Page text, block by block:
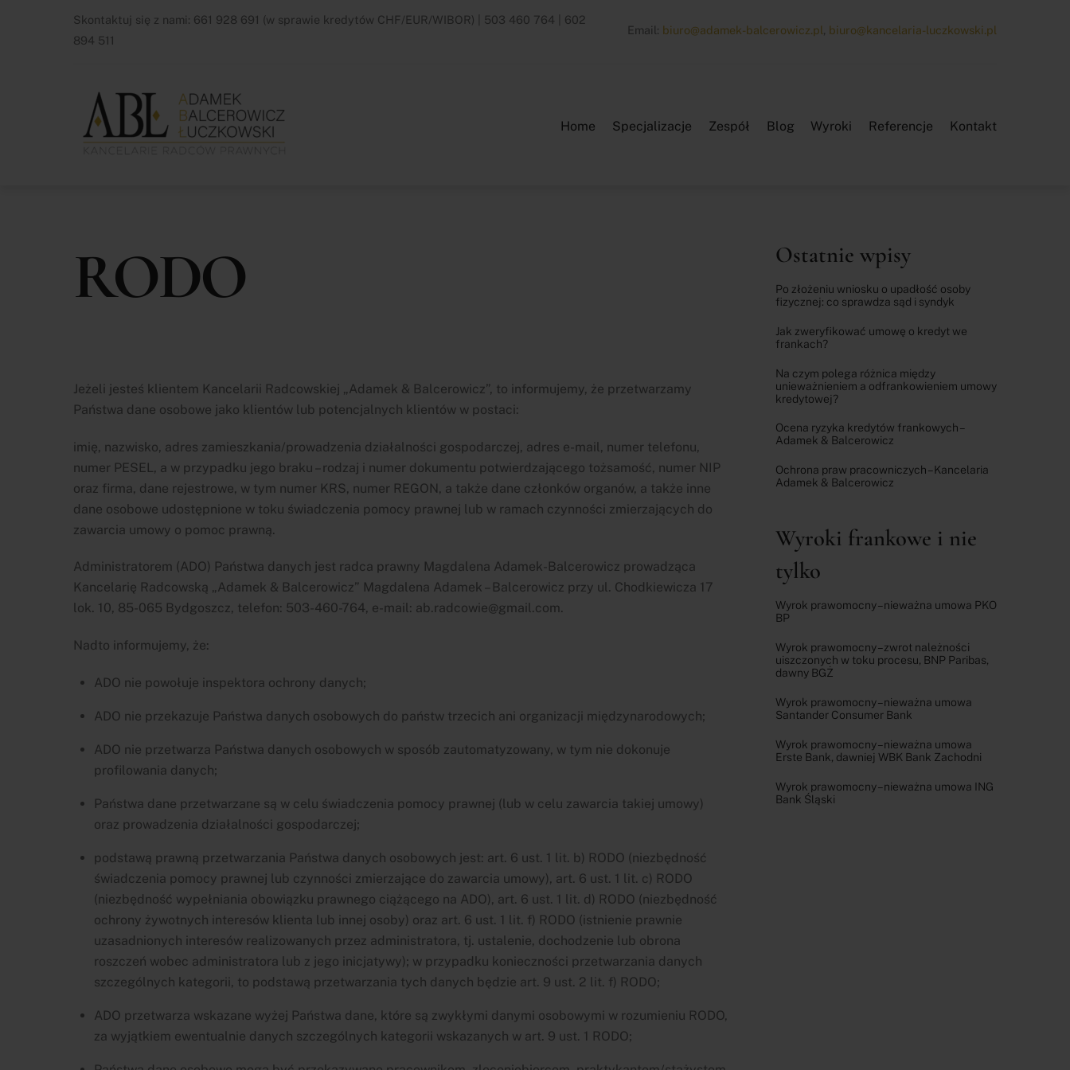
Skontaktuj się z nami: 661 928 691 (w sprawie kredytów CHF/EUR/WIBOR) | 503 460 764 | 602
894 511
Email: biuro@adamek-balcerowicz.pl biuro@kancelaria-luczkowski.pl
Home Specjalizacje Zespół Blog Wyroki Referencje Kontakt
RODO
Jeżeli jesteś klientem Kancelarii Radcowskiej „Adamek & Balcerowicz”, to informujemy, że przetwarzamy
Państwa dane osobowe jako klientów lub potencjalnych klientów w postaci:
imię, nazwisko, adres zamieszkania/prowadzenia działalności gospodarczej, adres e-mail, numer telefonu,
numer PESEL, a w przypadku jego braku – rodzaj i numer dokumentu potwierdzającego tożsamość, numer NIP
oraz firma, dane rejestrowe, w tym numer KRS, numer REGON, a także dane członków organów, a także inne
dane osobowe udostępnione w toku świadczenia pomocy prawnej lub w ramach czynności zmierzających do
zawarcia umowy o pomoc prawną.
Administratorem (ADO) Państwa danych jest radca prawny Magdalena Adamek-Balcerowicz prowadząca
Kancelarię Radcowską „Adamek & Balcerowicz” Magdalena Adamek – Balcerowicz przy ul. Chodkiewicza 17
lok. 10, 85-065 Bydgoszcz, telefon: 503-460-764, e-mail: ab.radcowie@gmail.com.
Nadto informujemy, że:
ADO nie powołuje inspektora ochrony danych;
ADO nie przekazuje Państwa danych osobowych do państw trzecich ani organizacji międzynarodowych;
ADO nie przetwarza Państwa danych osobowych w sposób zautomatyzowany, w tym nie dokonuje
profilowania danych;
Państwa dane przetwarzane są w celu świadczenia pomocy prawnej (lub w celu zawarcia takiej umowy)
oraz prowadzenia działalności gospodarczej;
podstawą prawną przetwarzania Państwa danych osobowych jest: art. 6 ust. 1 lit. b) RODO (niezbędność
świadczenia pomocy prawnej lub czynności zmierzające do zawarcia umowy), art. 6 ust. 1 lit. c) RODO
(niezbędność wypełniania obowiązku prawnego ciążącego na ADO), art. 6 ust. 1 lit. d) RODO (niezbędność
ochrony żywotnych interesów klienta lub innej osoby) oraz art. 6 ust. 1 lit. f) RODO (istnienie prawnie
uzasadnionych interesów realizowanych przez administratora, tj. ustalenie, dochodzenie lub obrona
roszczeń wobec administratora lub z jego inicjatywy); w przypadku konieczności przetwarzania danych
szczególnych kategorii, to podstawą przetwarzania tych danych będzie art. 9 ust. 2 lit. f) RODO;
ADO przetwarza wskazane wyżej Państwa dane, które są zwykłymi danymi osobowymi w rozumieniu RODO,
za wyjątkiem ewentualnie danych szczególnych kategorii wskazanych w art. 9 ust. 1 RODO;
Ostatnie wpisy
Po złożeniu wniosku o upadłość osoby
fizycznej: co sprawdza sąd i syndyk
Jak zweryfikować umowę o kredyt we
frankach?
Na czym polega różnica między
unieważnieniem a odfrankowieniem umowy
kredytowej?
Ocena ryzyka kredytów frankowych –
Adamek & Balcerowicz
Ochrona praw pracowniczych – Kancelaria
Adamek & Balcerowicz
Wyroki frankowe i nie
tylko
Wyrok prawomocny – nieważna umowa PKO
BP
Wyrok prawomocny – zwrot należności
uiszczonych w toku procesu, BNP Paribas,
dawny BGŻ
Wyrok prawomocny – nieważna umowa
Santander Consumer Bank
Wyrok prawomocny – nieważna umowa
Erste Bank, dawniej WBK Bank Zachodni
Wyrok prawomocny – nieważna umowa ING
Bank Śląski